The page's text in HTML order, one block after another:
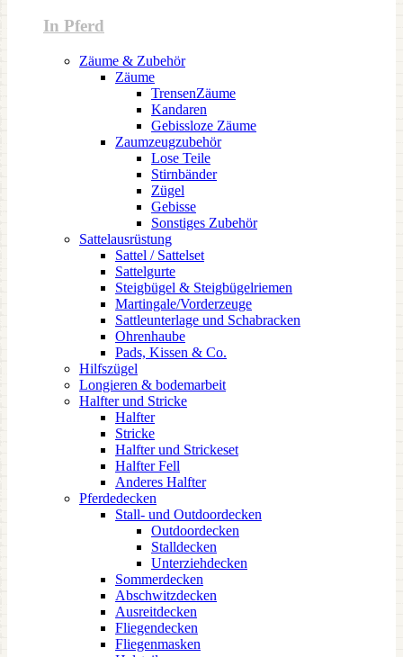
In Pferd
Zäume & Zubehör
Zäume
TrensenZäume
Kandaren
Gebissloze Zäume
Zaumzeugzubehör
Lose Teile
Stirnbänder
Zügel
Gebisse
Sonstiges Zubehör
Sattelausrüstung
Sattel / Sattelset
Sattelgurte
Steigbügel & Steigbügelriemen
Martingale/Vorderzeuge
Sattleunterlage und Schabracken
Ohrenhaube
Pads, Kissen & Co.
Hilfszügel
Longieren & bodemarbeit
Halfter und Stricke
Halfter
Stricke
Halfter und Strickeset
Halfter Fell
Anderes Halfter
Pferdedecken
Stall- und Outdoordecken
Outdoordecken
Stalldecken
Unterziehdecken
Sommerdecken
Abschwitzdecken
Ausreitdecken
Fliegendecken
Fliegenmasken